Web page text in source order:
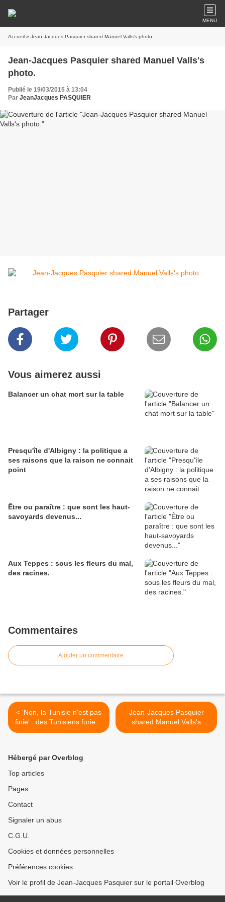
MENU
Accueil » Jean-Jacques Pasquier shared Manuel Valls's photo.
Jean-Jacques Pasquier shared Manuel Valls's
photo.
Publié le 19/03/2015 à 13:04
Par JeanJacques PASQUIER
Partager
Vous aimerez aussi
Balancer un chat mort sur la table
Presqu'île d'Albigny : la politique a
ses raisons que la raison ne connait
point
Être ou paraître : que sont les haut-
savoyards devenus...
Aux Teppes : sous les fleurs du mal,
des racines.
Commentaires
Ajouter un commentaire
< 'Non, la Tunisie n'est pas
finie' : des Tunisiens furieux
répondent à Libération
Jean-Jacques Pasquier
shared Manuel Valls's
photo. >
Hébergé par Overblog
Top articles
Pages
Contact
Signaler un abus
C.G.U.
Cookies et données personnelles
Préférences cookies
Voir le profil de Jean-Jacques Pasquier sur le portail Overblog